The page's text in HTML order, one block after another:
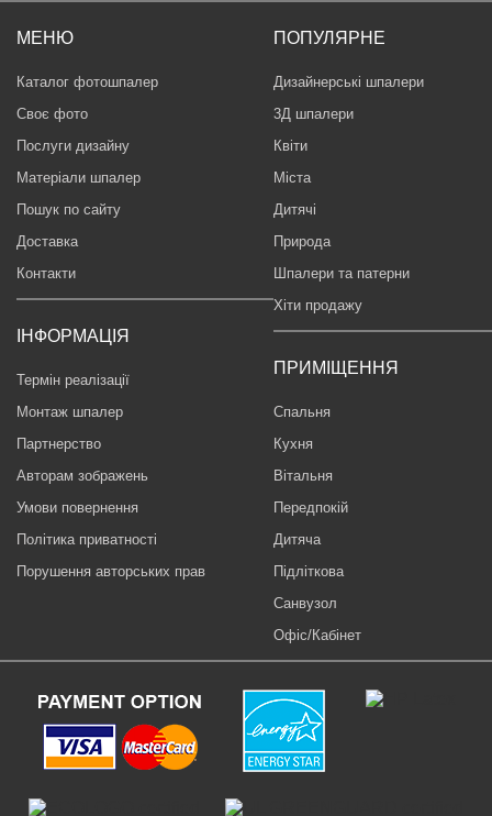
МЕНЮ
Каталог фотошпалер
Своє фото
Послуги дизайну
Матеріали шпалер
Пошук по сайту
Доставка
Контакти
ІНФОРМАЦІЯ
Термін реалізації
Монтаж шпалер
Партнерство
Авторам зображень
Умови повернення
Політика приватності
Порушення авторських прав
ПОПУЛЯРНЕ
Дизайнерські шпалери
3Д шпалери
Квіти
Міста
Дитячі
Природа
Шпалери та патерни
Хіти продажу
ПРИМІЩЕННЯ
Спальня
Кухня
Вітальня
Передпокій
Дитяча
Підліткова
Санвузол
Офіс/Кабінет